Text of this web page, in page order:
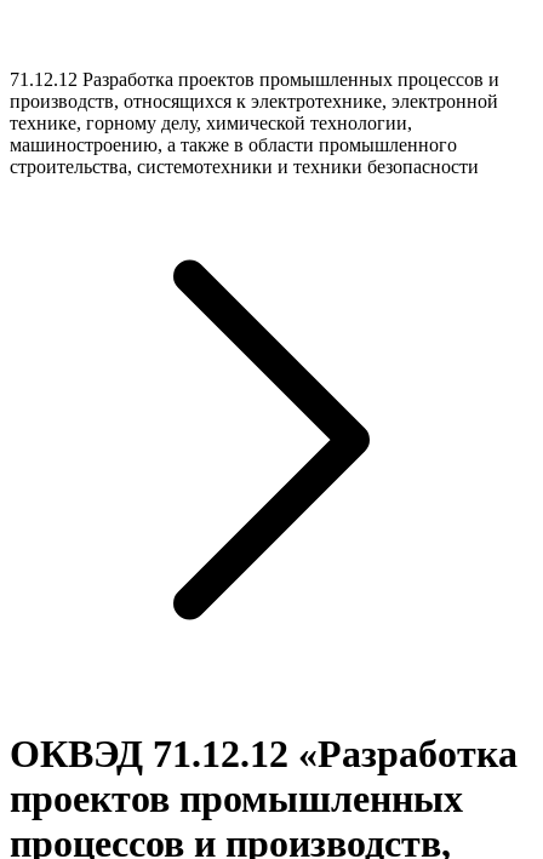
71.12.12 Разработка проектов промышленных процессов и
производств, относящихся к электротехнике, электронной
технике, горному делу, химической технологии,
машиностроению, а также в области промышленного
строительства, системотехники и техники безопасности
ОКВЭД 71.12.12 «Разработка
проектов промышленных
процессов и производств,